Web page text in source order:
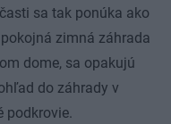
sa tak ponúka ako
zimná záhrada
dome, sa opakujú
do záhrady v
podkrovie.